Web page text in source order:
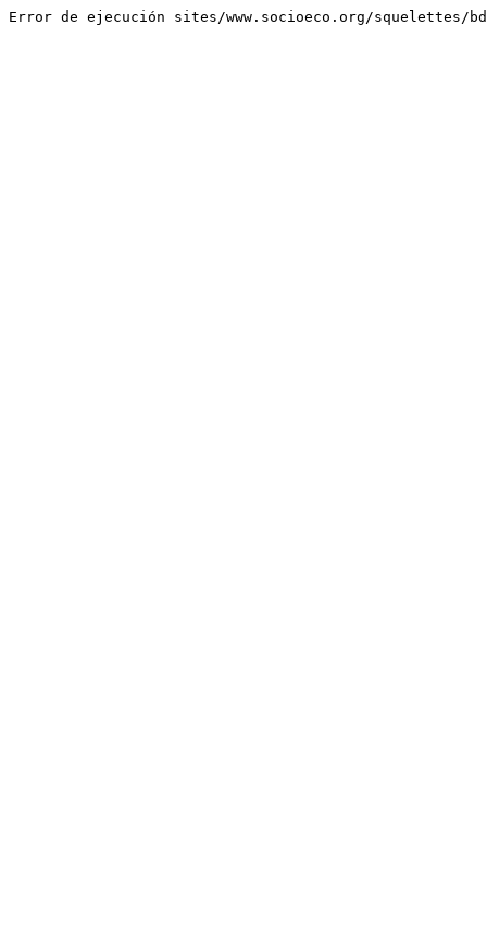
Error de ejecución sites/www.socioeco.org/squelettes/